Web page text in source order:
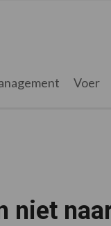
Voer
niet